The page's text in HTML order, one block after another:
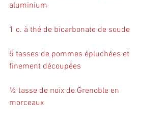
aluminium
1 c. à thé de bicarbonate de soude
5 tasses de pommes épluchées et
finement découpées
½ tasse de noix de Grenoble en
morceaux